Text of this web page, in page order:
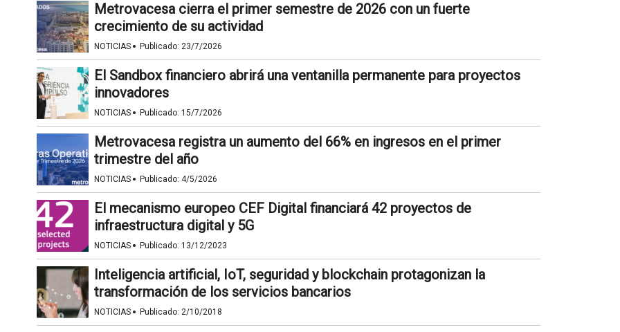
Metrovacesa cierra el primer semestre de 2026 con un fuerte
crecimiento de su actividad
NOTICIAS · Publicado: 23/7/2026
El Sandbox financiero abrirá una ventanilla permanente para proyectos
innovadores
NOTICIAS · Publicado: 15/7/2026
Metrovacesa registra un aumento del 66% en ingresos en el primer
trimestre del año
NOTICIAS · Publicado: 4/5/2026
El mecanismo europeo CEF Digital financiará 42 proyectos de
infraestructura digital y 5G
NOTICIAS · Publicado: 13/12/2023
Inteligencia artificial, IoT, seguridad y blockchain protagonizan la
transformación de los servicios bancarios
NOTICIAS · Publicado: 2/10/2018